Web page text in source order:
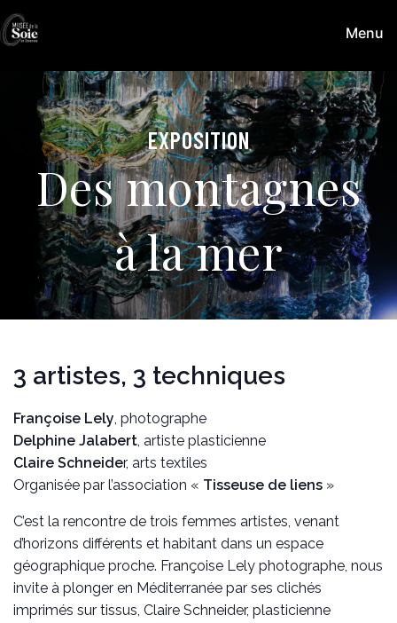
Aller
au
Musée
Menu
EXPOSITION
Des montagnes
à la mer
3 artistes, 3 techniques
Françoise Lely, photographe
Delphine Jalabert, artiste plasticienne
Claire Schneider, arts textiles
Organisée par l’association « Tisseuse de liens »
C’est la rencontre de trois femmes artistes, venant
d’horizons différents et habitant dans un espace
géographique proche. Françoise Lely photographe, nous
invite à plonger en Méditerranée par ses clichés
imprimés sur tissus, Claire Schneider, plasticienne